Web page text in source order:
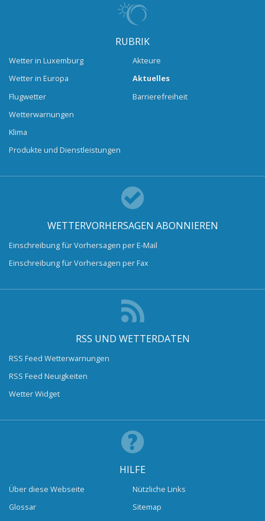
RUBRIK
Wetter in Luxemburg
Wetter in Europa
Flugwetter
Wetterwarnungen
Klima
Produkte und Dienstleistungen
Akteure
Aktuelles
Barrierefreiheit
WETTERVORHERSAGEN ABONNIEREN
Einschreibung für Vorhersagen per E-Mail
Einschreibung für Vorhersagen per Fax
RSS UND WETTERDATEN
RSS Feed Wetterwarnungen
RSS Feed Neuigkeiten
Wetter Widget
HILFE
Über diese Webseite
Glossar
Nützliche Links
Sitemap